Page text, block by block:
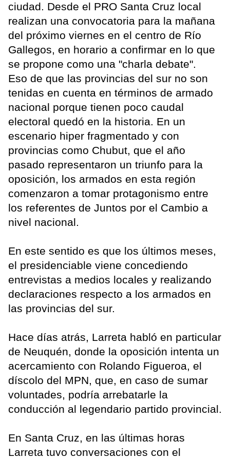
ciudad. Desde el PRO Santa Cruz local
realizan una convocatoria para la mañana
del próximo viernes en el centro de Río
Gallegos, en horario a confirmar en lo que
se propone como una "charla debate".
Eso de que las provincias del sur no son
tenidas en cuenta en términos de armado
nacional porque tienen poco caudal
electoral quedó en la historia. En un
escenario hiper fragmentado y con
provincias como Chubut, que el año
pasado representaron un triunfo para la
oposición, los armados en esta región
comenzaron a tomar protagonismo entre
los referentes de Juntos por el Cambio a
nivel nacional.
En este sentido es que los últimos meses,
el presidenciable viene concediendo
entrevistas a medios locales y realizando
declaraciones respecto a los armados en
las provincias del sur.
Hace días atrás, Larreta habló en particular
de Neuquén, donde la oposición intenta un
acercamiento con Rolando Figueroa, el
díscolo del MPN, que, en caso de sumar
voluntades, podría arrebatarle la
conducción al legendario partido provincial.
En Santa Cruz, en las últimas horas
Larreta tuvo conversaciones con el